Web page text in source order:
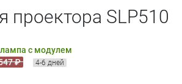
проектора SLP510
с модулем
₽ 4-6 дней